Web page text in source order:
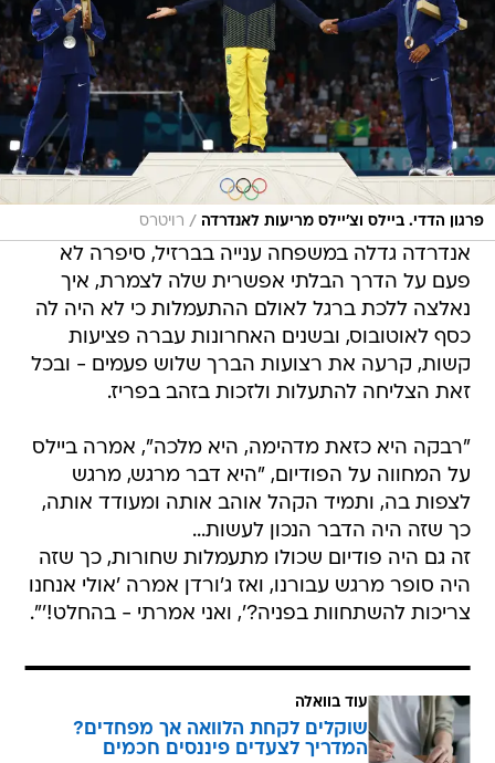
פרגון הדדי. ביילס וצ'יילס מריעות לאנדרדה / רויטרס
אנדרדה גדלה במשפחה ענייה בברזיל, סיפרה לא
פעם על הדרך הבלתי אפשרית שלה לצמרת, איך
נאלצה ללכת ברגל לאולם ההתעמלות כי לא היה לה
כסף לאוטובוס, ובשנים האחרונות עברה פציעות
קשות, קרעה את רצועות הברך שלוש פעמים - ובכל
זאת הצליחה להתעלות ולזכות בזהב בפריז.
"רבקה היא כזאת מדהימה, היא מלכה", אמרה ביילס
על המחווה על הפודיום, "היא דבר מרגש, מרגש
לצפות בה, ותמיד הקהל אוהב אותה ומעודד אותה,
כך שזה היה הדבר הנכון לעשות...
זה גם היה פודיום שכולו מתעמלות שחורות, כך שזה
היה סופר מרגש עבורנו, ואז ג'ורדן אמרה 'אולי אנחנו
צריכות להשתחוות בפניה?', ואני אמרתי - בהחלט!'".
עוד בוואלה
שוקלים לקחת הלוואה אך מפחדים?
המדריך לצעדים פיננסים חכמים